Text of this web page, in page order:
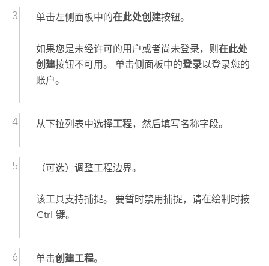
单击左侧面板中的在此处创建按钮。
如果您是未经许可的用户或者尚未登录，则 在此处
创建按钮不可用。 单击侧面板中的登录以登录您的
账户。
从下拉列表中选择工程，然后填写名称字段。
（可选）调整工程边界。
该工具支持捕捉。 要暂时禁用捕捉，请在绘制时按
Ctrl 键。
单击创建工程。